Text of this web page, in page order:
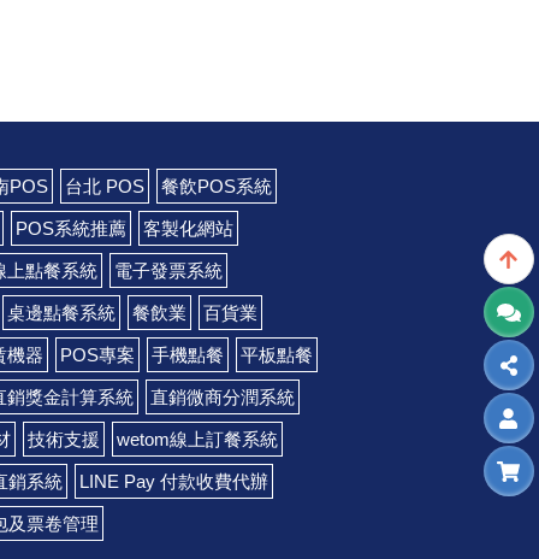
POS 台北 POS 餐飲POS系統
POS系統推薦 客製化網站
上點餐系統 電子發票系統
桌邊點餐系統 餐飲業 百貨業
機器 POS專案 手機點餐 平板點餐
銷獎金計算系統 直銷微商分潤系統
技術支援 wetom線上訂餐系統
銷系統 LINE Pay 付款收費代辦
及票卷管理